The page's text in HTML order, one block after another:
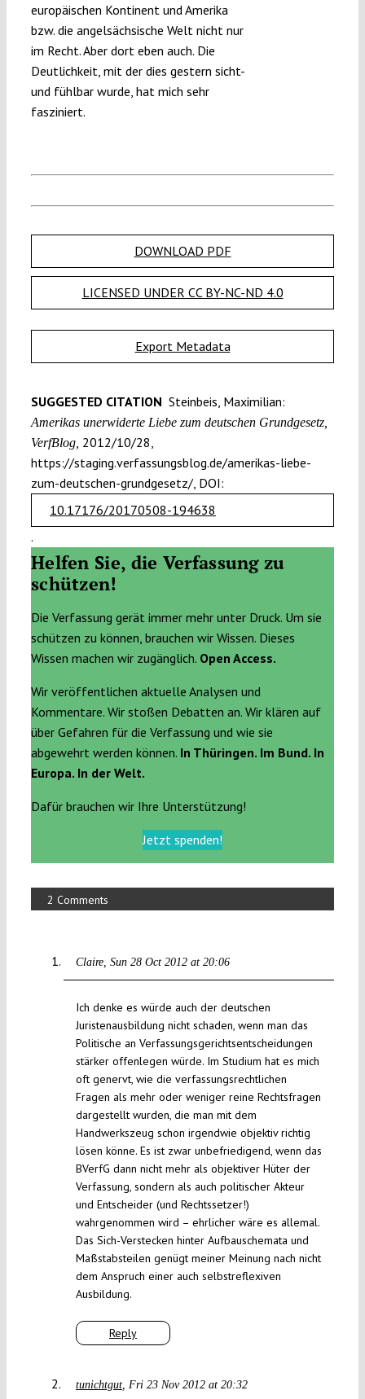
europäischen Kontinent und Amerika
bzw. die angelsächsische Welt nicht nur
im Recht. Aber dort eben auch. Die
Deutlichkeit, mit der dies gestern sicht-
und fühlbar wurde, hat mich sehr
fasziniert.
DOWNLOAD PDF
LICENSED UNDER CC BY-NC-ND 4.0
Export Metadata
SUGGESTED CITATION Steinbeis, Maximilian:
Amerikas unerwiderte Liebe zum deutschen Grundgesetz,
VerfBlog, 2012/10/28,
https://staging.verfassungsblog.de/amerikas-liebe-
zum-deutschen-grundgesetz/, DOI:
10.17176/20170508-194638
.
Helfen Sie, die Verfassung zu
schützen!
Die Verfassung gerät immer mehr unter Druck. Um sie
schützen zu können, brauchen wir Wissen. Dieses
Wissen machen wir zugänglich. Open Access.
Wir veröffentlichen aktuelle Analysen und
Kommentare. Wir stoßen Debatten an. Wir klären auf
über Gefahren für die Verfassung und wie sie
abgewehrt werden können. In Thüringen. Im Bund. In
Europa. In der Welt.
Dafür brauchen wir Ihre Unterstützung!
Jetzt spenden!
2 Comments
Claire Sun 28 Oct 2012 at 20:06
Reply
Ich denke es würde auch der deutschen
Juristenausbildung nicht schaden, wenn man das
Politische an Verfassungsgerichtsentscheidungen
stärker offenlegen würde. Im Studium hat es mich
oft genervt, wie die verfassungsrechtlichen
Fragen als mehr oder weniger reine Rechtsfragen
dargestellt wurden, die man mit dem
Handwerkszeug schon irgendwie objektiv richtig
lösen könne. Es ist zwar unbefriedigend, wenn das
BVerfG dann nicht mehr als objektiver Hüter der
Verfassung, sondern als auch politischer Akteur
und Entscheider (und Rechtssetzer!)
wahrgenommen wird – ehrlicher wäre es allemal.
Das Sich-Verstecken hinter Aufbauschemata und
Maßstabsteilen genügt meiner Meinung nach nicht
dem Anspruch einer auch selbstreflexiven
Ausbildung.
tunichtgut Fri 23 Nov 2012 at 20:32